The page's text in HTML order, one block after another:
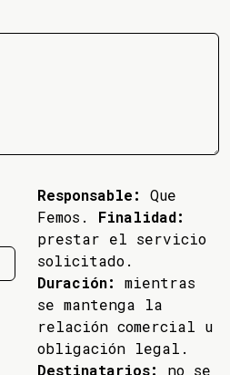
Responsable:
Que
Femos. Finalidad:
prestar el servicio
solicitado.
Duración:
mientras
se mantenga la
relación comercial u
obligación legal.
Destinatarios:
no se